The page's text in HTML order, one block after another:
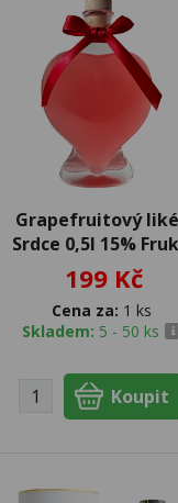
Grapefruitový
Srdce 0,5l 15%
199 Kč
Cena za: 1 ks
Skladem: 5 - 50 ks